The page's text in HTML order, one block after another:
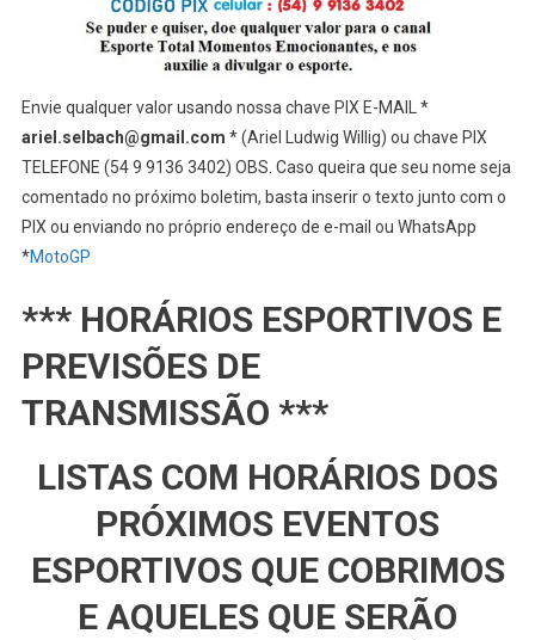
Envie qualquer valor usando nossa chave PIX E-MAIL *
ariel.selbach@gmail.com * (Ariel Ludwig Willig) ou chave PIX
TELEFONE (54 9 9136 3402) OBS. Caso queira que seu nome seja
comentado no próximo boletim, basta inserir o texto junto com o
PIX ou enviando no próprio endereço de e-mail ou WhatsApp
*MotoGP
*** HORÁRIOS ESPORTIVOS E
PREVISÕES DE
TRANSMISSÃO ***
LISTAS COM HORÁRIOS DOS
PRÓXIMOS EVENTOS
ESPORTIVOS QUE COBRIMOS
E AQUELES QUE SERÃO